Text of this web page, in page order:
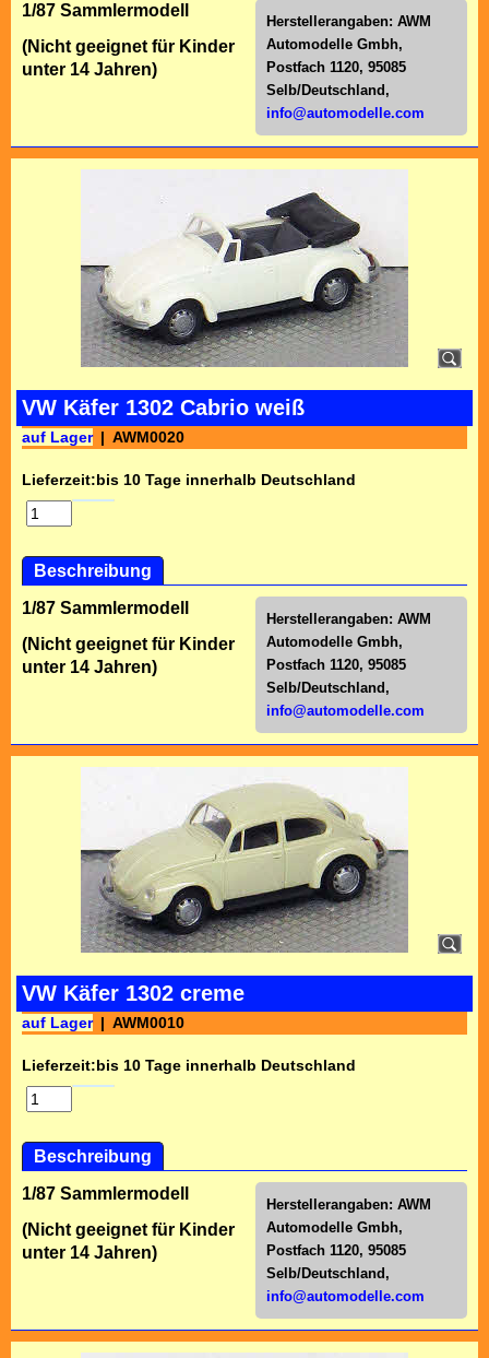
Herstellerangaben: AWM
Automodelle Gmbh,
Postfach 1120, 95085
Selb/Deutschl and,
info@automodelle.com
1/87 Sammlermodell
(Nicht geeignet für Kinder
unter 14 Jahren)
VW Käfer 1302 Cabrio weiß
auf Lager AWM0020
Lieferzeit:bis 10 Tage innerhalb Deutschland
Beschreibung
Herstellerangaben: AWM
Automodelle Gmbh,
Postfach 1120, 95085
Selb/Deutschl and,
info@automodelle.com
1/87 Sammlermodell
(Nicht geeignet für Kinder
unter 14 Jahren)
VW Käfer 1302 creme
auf Lager AWM0010
Lieferzeit:bis 10 Tage innerhalb Deutschland
Beschreibung
Herstellerangaben: AWM
Automodelle Gmbh,
Postfach 1120, 95085
Selb/Deutschl and,
info@automodelle.com
1/87 Sammlermodell
(Nicht geeignet für Kinder
unter 14 Jahren)